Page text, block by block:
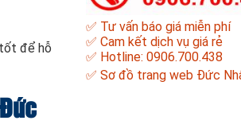
để hỗ
✅ Tư vấn báo giá miễn phí
✅ Cam kết dịch vụ giá rẻ
✅ Hotline: 0906.700.438
✅ Sơ đồ trang web Đức